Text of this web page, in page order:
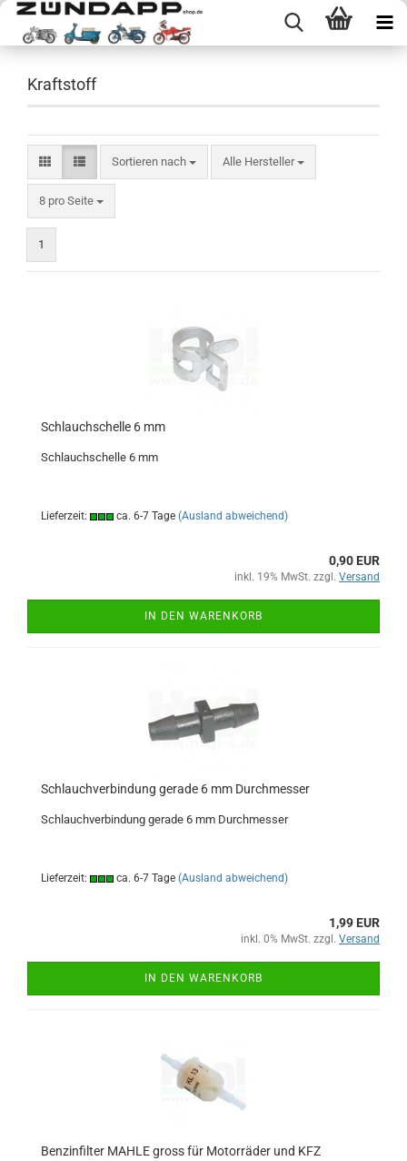
Kraftstoff
Sortieren nach
Sortieren nach Alle Hersteller
8 pro Seite
pro Seite
1
Schlauchschelle 6 mm
Schlauchschelle 6 mm
Lieferzeit: ca. 6-7 Tage (Ausland abweichend)
0,90 EUR
inkl. 19% MwSt. zzgl. Versand
IN DEN WARENKORB
Schlauchverbindung gerade 6 mm Durchmesser
Schlauchverbindung gerade 6 mm Durchmesser
Lieferzeit: ca. 6-7 Tage (Ausland abweichend)
1,99 EUR
inkl. 0% MwSt. zzgl. Versand
IN DEN WARENKORB
Benzinfilter MAHLE gross für Motorräder und KFZ